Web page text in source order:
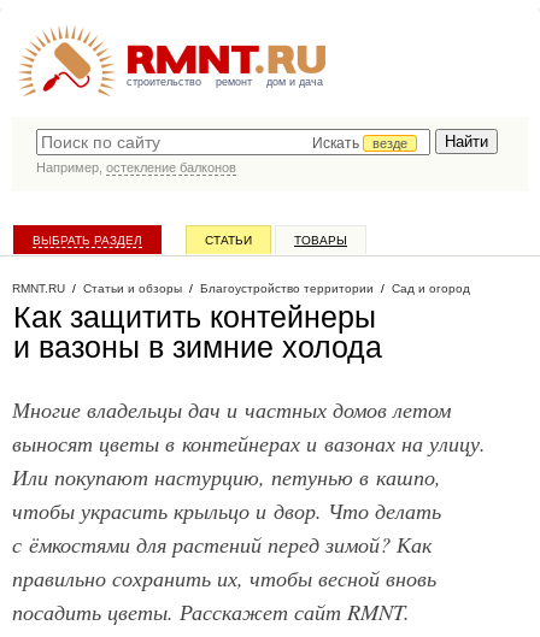
строительство ремонт дом и дача
Искать
везде
Например, остекление балконов
ВЫБРАТЬ РАЗДЕЛ СТАТЬИ ТОВАРЫ
RMNT.RU / Статьи и обзоры / Благоустройство территории / Сад и огород
Как защитить контейнеры
и вазоны в зимние холода
Многие владельцы дач и частных домов летом
выносят цветы в контейнерах и вазонах на улицу.
Или покупают настурцию, петунью в кашпо,
чтобы украсить крыльцо и двор. Что делать
с ёмкостями для растений перед зимой? Как
правильно сохранить их, чтобы весной вновь
посадить цветы. Расскажет сайт RMNT.